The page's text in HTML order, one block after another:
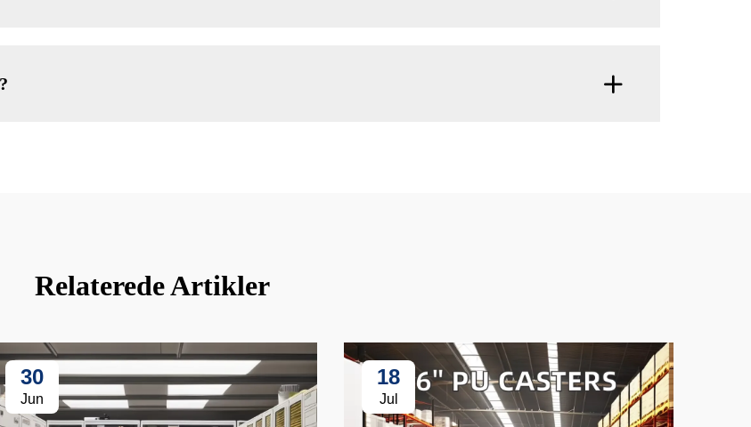
Relaterede Artikler
30
Jun
18
Jul